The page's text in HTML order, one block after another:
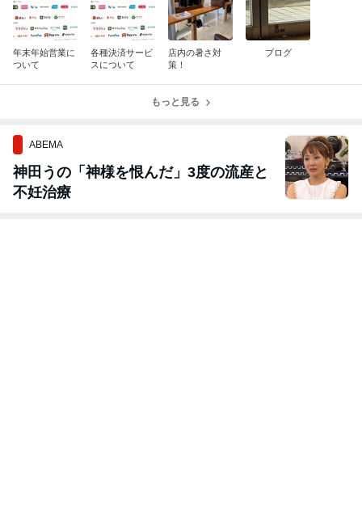
年末年始営業に
ついて
各種決済サービ
スについて
店内の暑さ対
策！
ブログ
もっと見る
ABEMA
神田うの「神様を恨んだ」3度の流産と
不妊治療